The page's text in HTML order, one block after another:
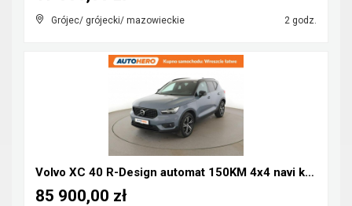
Grójec/ grójecki/ mazowieckie 2 godz.
Volvo XC 40 R-Design automat 150KM 4x4 navi kamera...
85 900,00 zł